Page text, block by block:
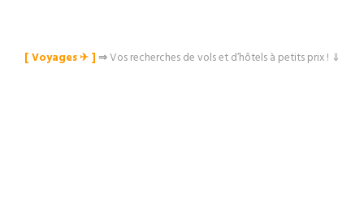
[ Voyages ✈︎ ]⇒Vos recherches de vols et d’hôtels à petits prix ! ⇓